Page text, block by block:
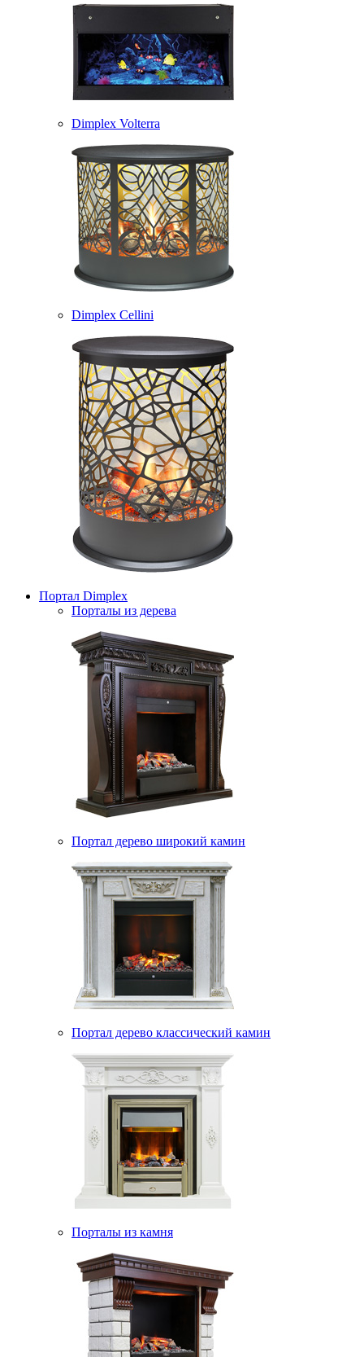
Dimplex Volterra
Dimplex Cellini
Портал Dimplex
Порталы из дерева
Портал дерево широкий камин
Портал дерево классический камин
Порталы из камня